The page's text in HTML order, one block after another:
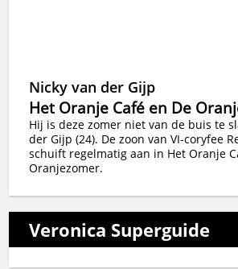
Nicky van der Gijp
Het Oranje Café en De
Hij is deze zomer niet van de buis te
der Gijp (24). De zoon van VI-coryfee
schuift regelmatig aan in Het Oranje
Oranjezomer.
Veronica Superguide